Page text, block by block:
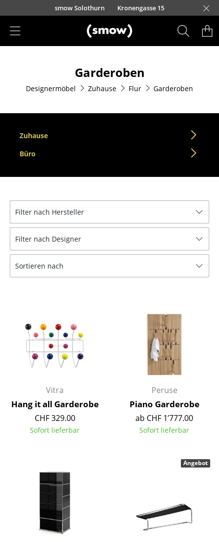
Direkt zum Inhaltsmow Solothurn Kronengasse 15
Esszimmerstühle
Sofas
Sessel
Loungesessel
Barhocker
Bänke & Liegen
Sitzsäcke
Schaukelstühle
Bürodrehstühle
Konferenzstühle
Bürosessel
Einzelteile
... alle Sitzmöbel
Esstische
Beistelltische
Couchtische
Schreibtische
Garderoben
Designermöbel Zuhause Flur Garderoben
Zuhause
Büro
Filter nach Hersteller
Filter nach Designer
Sortieren nach
Vitra
Hang it all Garderobe
CHF 329.00
Sofort lieferbar
Peruse
Piano Garderobe
ab CHF 1’777.00
Sofort lieferbar
Angebot